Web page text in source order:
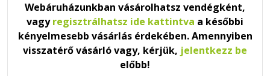
Webáruházunkban vásárolhatsz vendégként,
vagyregisztrálhatsz ide kattintva a későbbi
kényelmesebb vásárlás érdekében. Amennyiben
visszatérő vásárló vagy, kérjük, jelentkezz be
előbb!